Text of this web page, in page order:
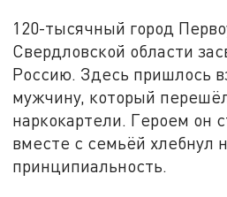
120-тысячный город
Свердловской области
Россию. Здесь пришлось
мужчину, который
наркокартели. Героем он
вместе с семьёй хлебнул
принципиальность.